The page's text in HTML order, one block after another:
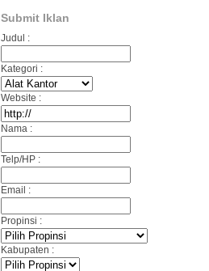
Submit Iklan
Judul :
Kategori :
Website :
Nama :
Telp/HP :
Email :
Propinsi :
Kabupaten :